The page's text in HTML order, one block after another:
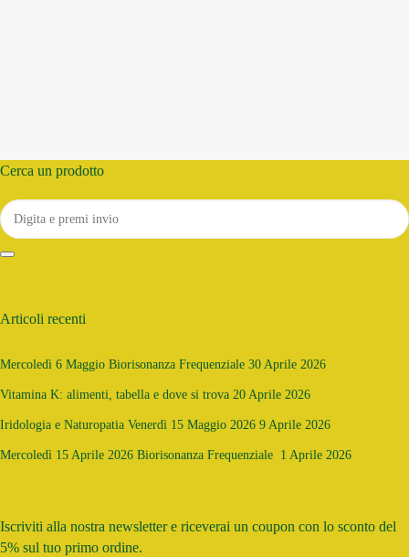
Cerca un prodotto
Search
for:
Digita
Articoli recenti
Mercoledì 6 Maggio Biorisonanza Frequenziale 30 Aprile 2026
Vitamina K: alimenti, tabella e dove si trova 20 Aprile 2026
Iridologia e Naturopatia Venerdì 15 Maggio 2026 9 Aprile 2026
Mercoledì 15 Aprile 2026 Biorisonanza Frequenziale 1 Aprile 2026
Iscriviti alla nostra newsletter e riceverai un coupon con lo sconto del
5% sul tuo primo ordine.